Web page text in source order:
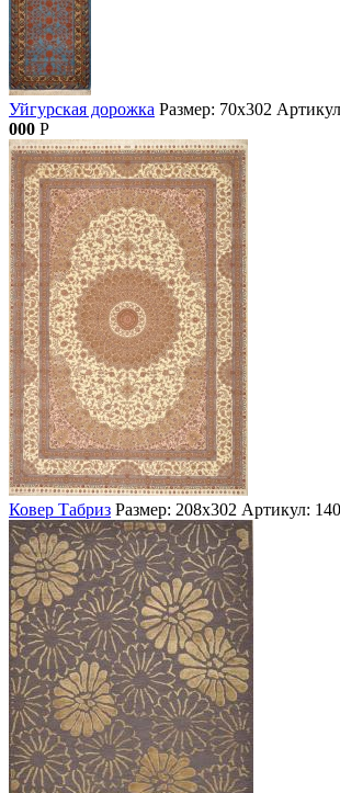
Уйгурская дорожка Размер: 70х302
000 Р
Ковер Табриз Размер: 208х302 Артикул: